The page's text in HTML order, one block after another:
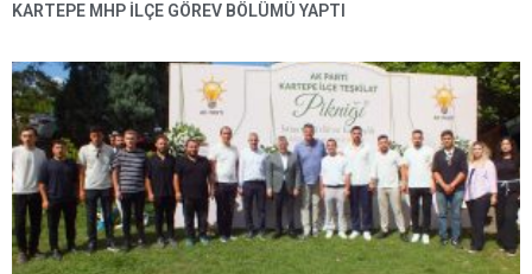
KARTEPE MHP ILÇE GÖREV BÖLÜMÜ YAPTI